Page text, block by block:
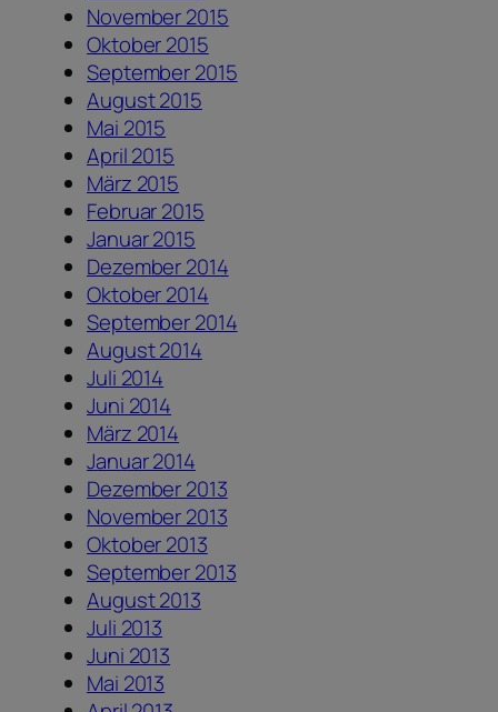
November 2015
Oktober 2015
September 2015
August 2015
Mai 2015
April 2015
März 2015
Februar 2015
Januar 2015
Dezember 2014
Oktober 2014
September 2014
August 2014
Juli 2014
Juni 2014
März 2014
Januar 2014
Dezember 2013
November 2013
Oktober 2013
September 2013
August 2013
Juli 2013
Juni 2013
Mai 2013